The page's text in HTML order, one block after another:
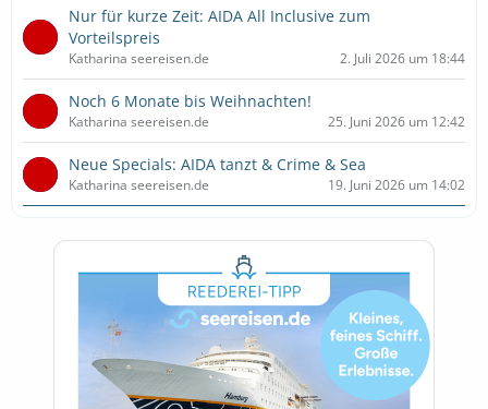
Nur für kurze Zeit: AIDA All Inclusive zum
Vorteilspreis
Katharina seereisen.de 2. Juli 2026 um 18:44
Noch 6 Monate bis Weihnachten!
Katharina seereisen.de 25. Juni 2026 um 12:42
Neue Specials: AIDA tanzt & Crime & Sea
Katharina seereisen.de 19. Juni 2026 um 14:02